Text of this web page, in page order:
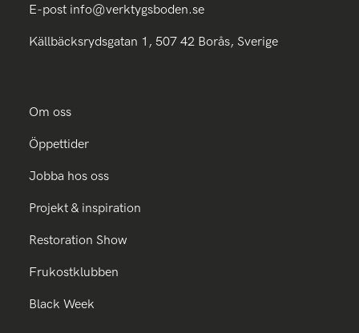
E-post info@verktygsboden.se
Källbäcksrydsgatan 1, 507 42 Borås, Sverige
Om oss
Öppettider
Jobba hos oss
Projekt & inspiration
Restoration Show
Frukostklubben
Black Week